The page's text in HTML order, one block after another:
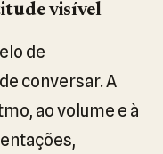
visível
de
conversar. A
ao volume e à